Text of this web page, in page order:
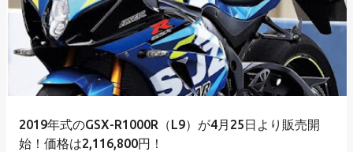
2019年式のGSX-R1000R（L9）が4月25日より販売開
始！価格は2,116,800円！